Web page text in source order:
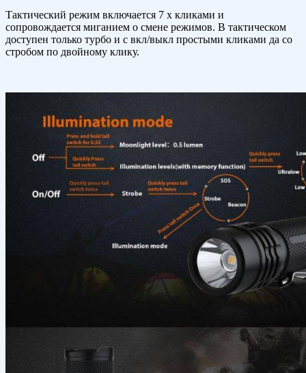
Тактический режим включается 7 х кликами и
сопровождается миганием о смене режимов. В тактическом
доступен только турбо и с вкл/выкл простыми кликами да со
стробом по двойному клику.